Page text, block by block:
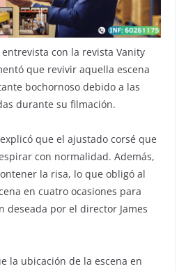
con la revista Vanity
que revivir aquella escena
bochornoso debido a las
durante su filmación.
que el ajustado corsé que
con normalidad. Además,
la risa, lo que obligó al
en cuatro ocasiones para
deseada por el director James
la ubicación de la escena en